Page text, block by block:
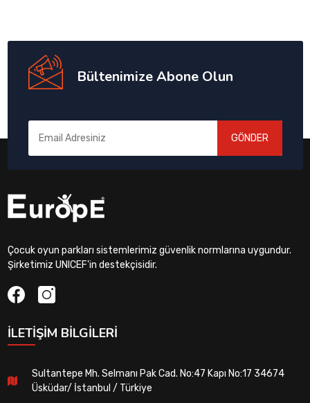
Bültenimize Abone Olun
GÖNDER
Çocuk oyun parkları sistemlerimiz güvenlik normlarına uygundur.
Şirketimiz UNICEF'in destekçisidir.
İLETIŞIM BILGILERI
Sultantepe Mh. Selmanı Pak Cad. No:47 Kapı No:17 34674
Üsküdar/ İstanbul / Türkiye